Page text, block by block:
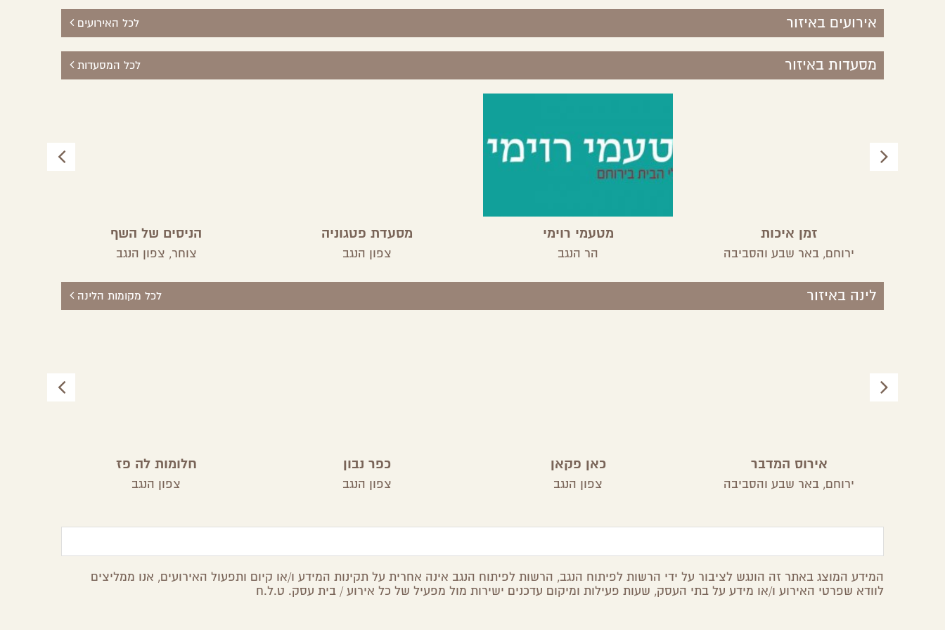
אירועים באיזור לכל האירועים
מסעדות באיזור לכל המסעדות
זמן איכות
ירוחם, באר שבע והסביבה
מטעמי רוימי
הר הנגב
מסעדת פטגוניה
צפון הנגב
הניסים של השף
צוחר, צפון הנגב
לינה באיזור לכל מקומות הלינה
אירוס המדבר
ירוחם, באר שבע והסביבה
כאן פקאן
צפון הנגב
כפר נבון
צפון הנגב
חלומות לה פז
צפון הנגב
המידע המוצג באתר זה הונגש לציבור על ידי הרשות לפיתוח הנגב, הרשות לפיתוח הנגב אינה אחרית על תקינות המידע ו/או קיום ותפעול האירועים, אנו ממליצים
לוודא שפרטי האירוע ו/או מידע על בתי העסק, שעות פעילות ומיקום עדכנים ישירות מול מפעיל של כל אירוע / בית עסק. ט.ל.ח